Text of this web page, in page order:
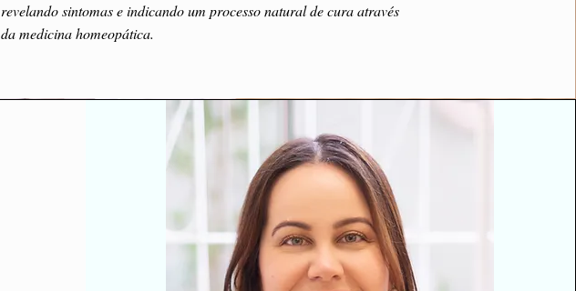
revelando sintomas e indicando um processo natural de cura através
da medicina homeopática.